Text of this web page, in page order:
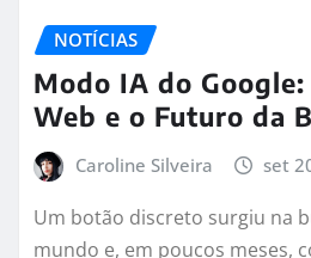
NOTÍCIAS
Modo IA do
Web e o Futuro da
Caroline Silveira set
Um botão discreto surgiu na
mundo e, em poucos meses,